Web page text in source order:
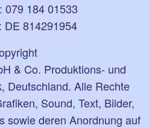
079 184 01533
DE 814291954
& Co. Produktions- und
Deutschland. Alle Rechte
Sound, Text, Bilder,
sowie deren Anordnung auf